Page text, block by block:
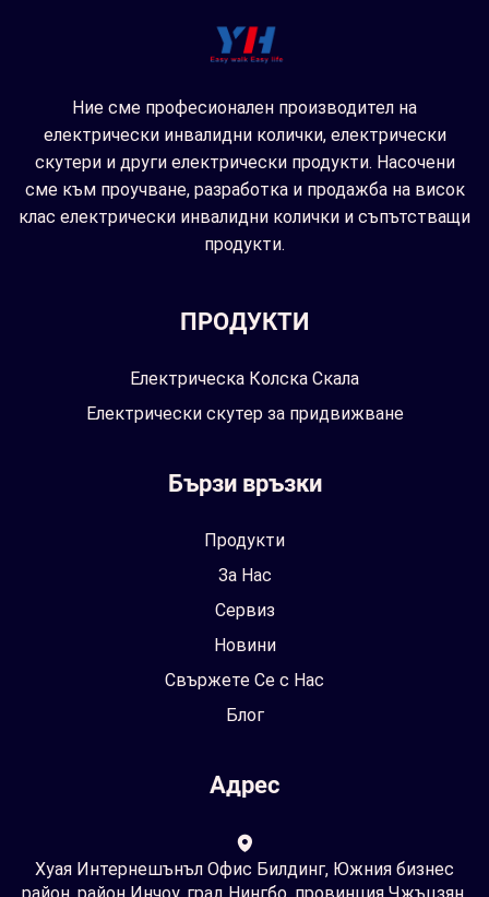
Ние сме професионален производител на
електрически инвалидни колички, електрически
скутери и други електрически продукти. Насочени
сме към проучване, разработка и продажба на висок
клас електрически инвалидни колички и съпътстващи
продукти.
ПРОДУКТИ
Електрическа Колска Скала
Електрически скутер за придвижване
Бързи връзки
Продукти
За Нас
Сервиз
Новини
Свържете Се с Нас
Блог
Адрес
Хуая Интернешънъл Офис Билдинг, Южния бизнес